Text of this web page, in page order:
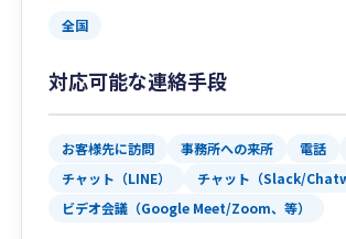
全国
対応可能な連絡手段
お客様先に訪問 事務所への来所 電話
チャット（LINE）
チャット（Slack/
ビデオ会議（Google Meet/Zoom、等）